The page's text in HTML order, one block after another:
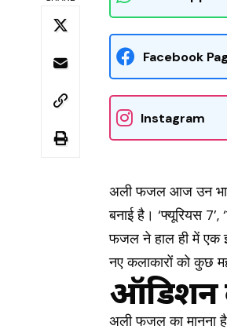
Facebook
Instagram
अली फजल आज उन
बनाई है। ‘फ्यूरियस
फजल ने हाल ही में एक
नए कलाकारों को कुछ
ऑडिशन
अली फजल का मानना